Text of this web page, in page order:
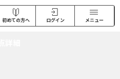
初めての方へ ログイン メニュー